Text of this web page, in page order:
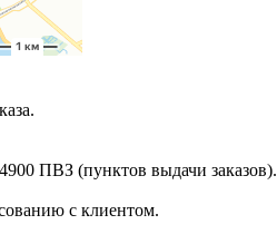
ПВЗ (пунктов выдачи заказов).
с клиентом.